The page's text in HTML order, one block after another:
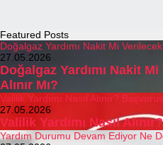
Featured Posts
Doğalgaz Yardımı Nakit Mi
27.05.2026
Doğalgaz Yardımı Nakit
Alınır Mı?
Valilik Yardımı Nasıl Alınır?
27.05.2026
Valilik Yardımı Nasıl
Yardım Durumu Devam Ediyor Ne